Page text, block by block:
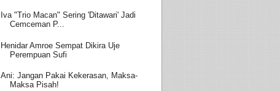
Iva "Trio Macan" Sering 'Ditawari' Jadi
Cemceman P...
Henidar Amroe Sempat Dikira Uje
Perempuan Sufi
Ani: Jangan Pakai Kekerasan, Maksa-
Maksa Pisah!